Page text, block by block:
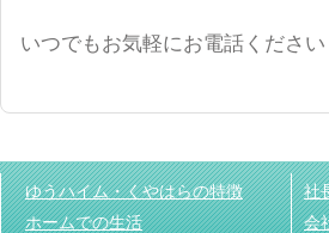
いつでもお気軽にお電話ください
ゆうハイム・くやはらの特徴
ホームでの生活
社
会